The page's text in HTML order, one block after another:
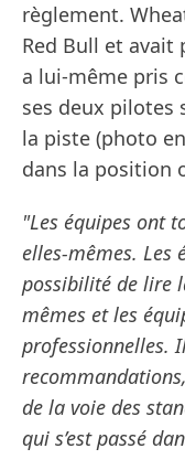
règlement.
Red Bull et avait
a lui-même pris
ses deux pilotes
la piste (photo
dans la position
"Les équipes ont
elles-mêmes. Les
possibilité de lire
mêmes et les
professionnelles.
de la voie des
qui s’est passé